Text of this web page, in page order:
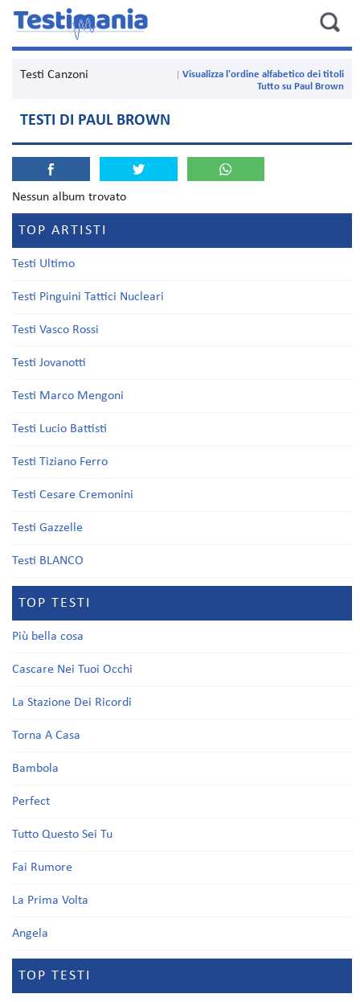
Testi Canzoni
Visualizza l'ordine alfabetico dei titoli
Tutto su Paul Brown
TESTI DI PAUL BROWN
Nessun album trovato
TOP ARTISTI
Testi Ultimo
Testi Pinguini Tattici Nucleari
Testi Vasco Rossi
Testi Jovanotti
Testi Marco Mengoni
Testi Lucio Battisti
Testi Tiziano Ferro
Testi Cesare Cremonini
Testi Gazzelle
Testi BLANCO
TOP TESTI
Più bella cosa
Cascare Nei Tuoi Occhi
La Stazione Dei Ricordi
Torna A Casa
Bambola
Perfect
Tutto Questo Sei Tu
Fai Rumore
La Prima Volta
Angela
TOP TESTI